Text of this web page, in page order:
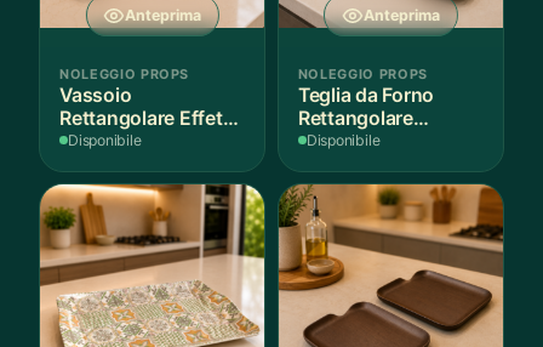
Anteprima
NOLEGGIO PROPS
Vassoio
Rettangolare Effetto
Legno
Disponibile
Anteprima
NOLEGGIO PROPS
Teglia da Forno
Rettangolare
Antiaderente
Disponibile